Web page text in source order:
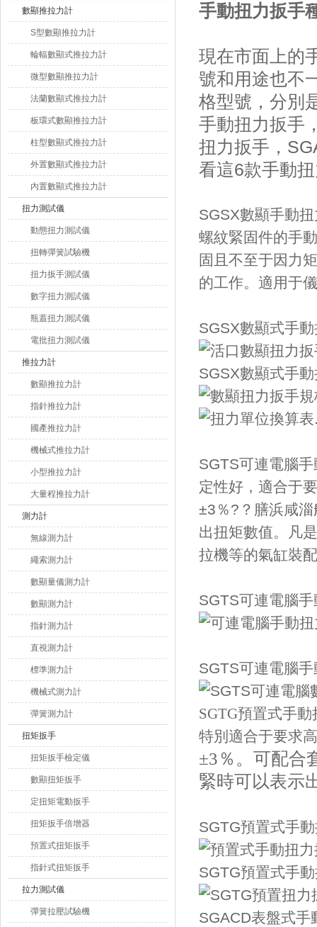
數顯推拉力計
S型數顯推拉力計
輪輻數顯式推拉力計
微型數顯推拉力計
法蘭數顯式推拉力計
板環式數顯推拉力計
柱型數顯式推拉力計
外置數顯式推拉力計
內置數顯式推拉力計
扭力測試儀
動態扭力測試儀
扭轉彈簧試驗機
扭力扳手測試儀
數字扭力測試儀
瓶蓋扭力測試儀
電批扭力測試儀
推拉力計
數顯推拉力計
指針推拉力計
國產推拉力計
機械式推拉力計
小型推拉力計
大量程推拉力計
測力計
無線測力計
繩索測力計
數顯量儀測力計
數顯測力計
指針測力計
直視測力計
標準測力計
機械式測力計
彈簧測力計
扭矩扳手
扭矩扳手檢定儀
數顯扭矩扳手
定扭矩電動扳手
扭矩扳手倍增器
預置式扭矩扳手
指針式扭矩扳手
拉力測試儀
彈簧拉壓試驗機
手動扭力扳手
現在市面上的
號和用途也不
格型號，分別
手動扭力扳手
扭力扳手，
看這6款手動
SGSX數顯手動
螺紋緊固件的手
固且不至于因力
的工作。適用于儀
SGSX數顯式手
SGSX數顯式手
SGTS可連電腦
定性好，適合于
±3％?？膳
出扭矩數值。
拉機等的氣缸裝配
SGTS可連電腦
SGTS可連電腦
SGTG預置式手
特別適合于要求
±3％。可配合
緊時可以表示
SGTG預置式手
SGTG預置式手
SGACD表盤式手